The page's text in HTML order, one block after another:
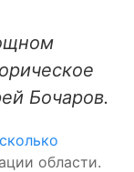
Бочаров.
области.